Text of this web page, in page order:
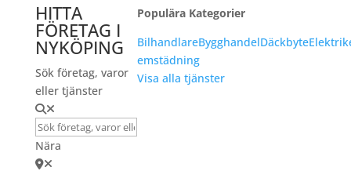
HITTA
FÖRETAG I
NYKÖPING
Sök företag, varor
eller tjänster
Nära
Populära Kategorier
BilhandlareBygghandelDäckbyte
emstädning
Visa alla tjänster